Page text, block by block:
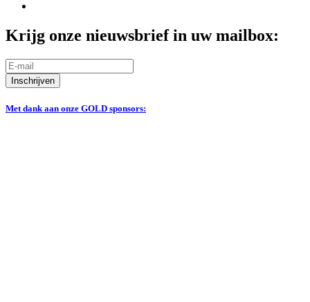
Krijg onze nieuwsbrief in uw mailbox:
Inschrijven
Met dank aan onze GOLD sponsors: